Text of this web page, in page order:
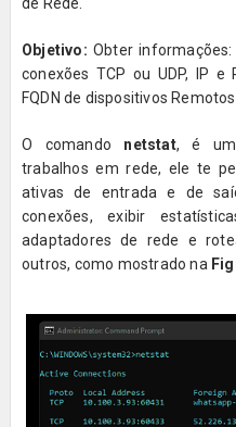
Objetivo: Obter
conexões TCP ou UDP, IP
FQDN de dispositivos
O comando netstat, é
trabalhos em rede, ele te
ativas de entrada e de
conexões, exibir
adaptadores de rede e
outros, como mostrado na